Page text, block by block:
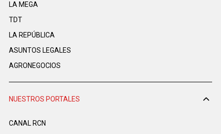
LA MEGA
TDT
LA REPÚBLICA
ASUNTOS LEGALES
AGRONEGOCIOS
NUESTROS PORTALES
CANAL RCN